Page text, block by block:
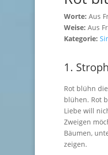
Worte: Aus
Weise: Aus
Kategorie:
1.
Rot blühn
blühen. Rot
Liebe will
Zweigen
Bäumen,
zeigen.